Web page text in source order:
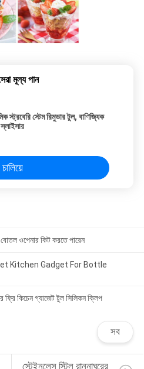
মূল্য পান
স্ট্রবেরি স্টেম রিমুভার টুল, বাণিজ্যিক
চালিয়ে
বোতল ওপেনার কিট করতে পারেন
Kitchen Gadget For Bottle
ফ্রি কিচেন গ্যাজেট টুল সিলিকন ক্লিপ
সব
স্টেইনলেস স্টিল রান্নাঘরের